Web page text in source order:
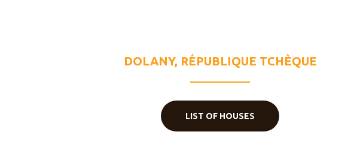
DOLANY, RÉPUBLIQUE TCHÈQUE
LIST OF HOUSES